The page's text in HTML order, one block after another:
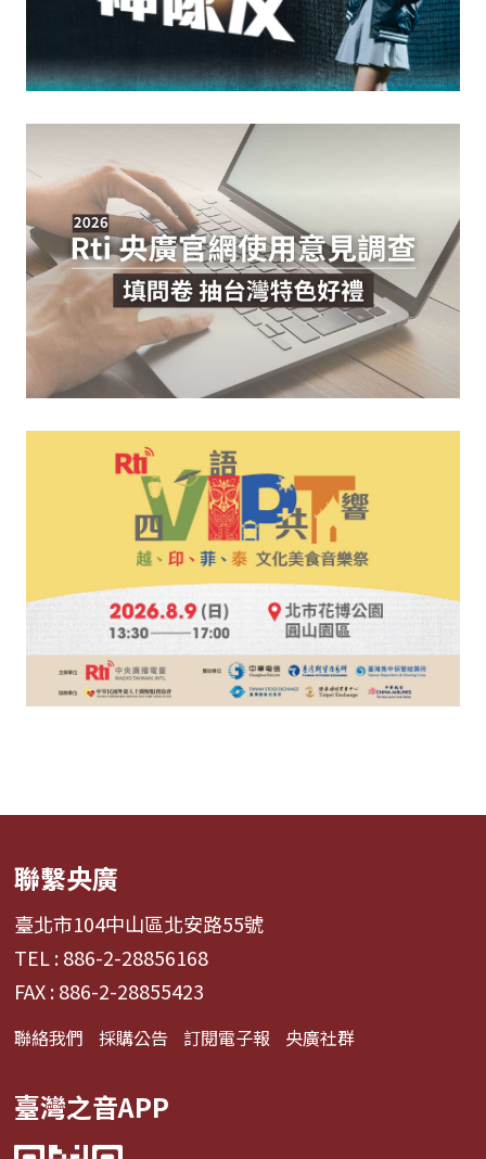
聯繫央廣
臺北市104中山區北安路55號
TEL : 886-2-28856168
FAX : 886-2-28855423
聯絡我們 採購公告 訂閱電子報 央廣社群
臺灣之音APP